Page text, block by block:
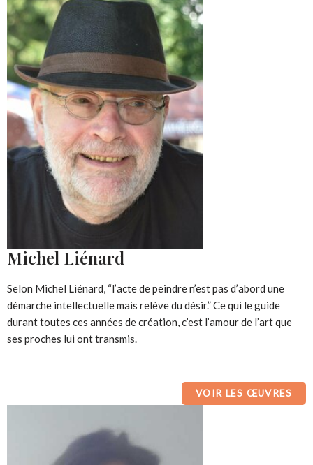
Michel Liénard
Selon Michel Liénard, “l’acte de peindre n’est pas d’abord une
démarche intellectuelle mais relève du désir.” Ce qui le guide
durant toutes ces années de création, c’est l’amour de l’art que
ses proches lui ont transmis.
VOIR LES ŒUVRES